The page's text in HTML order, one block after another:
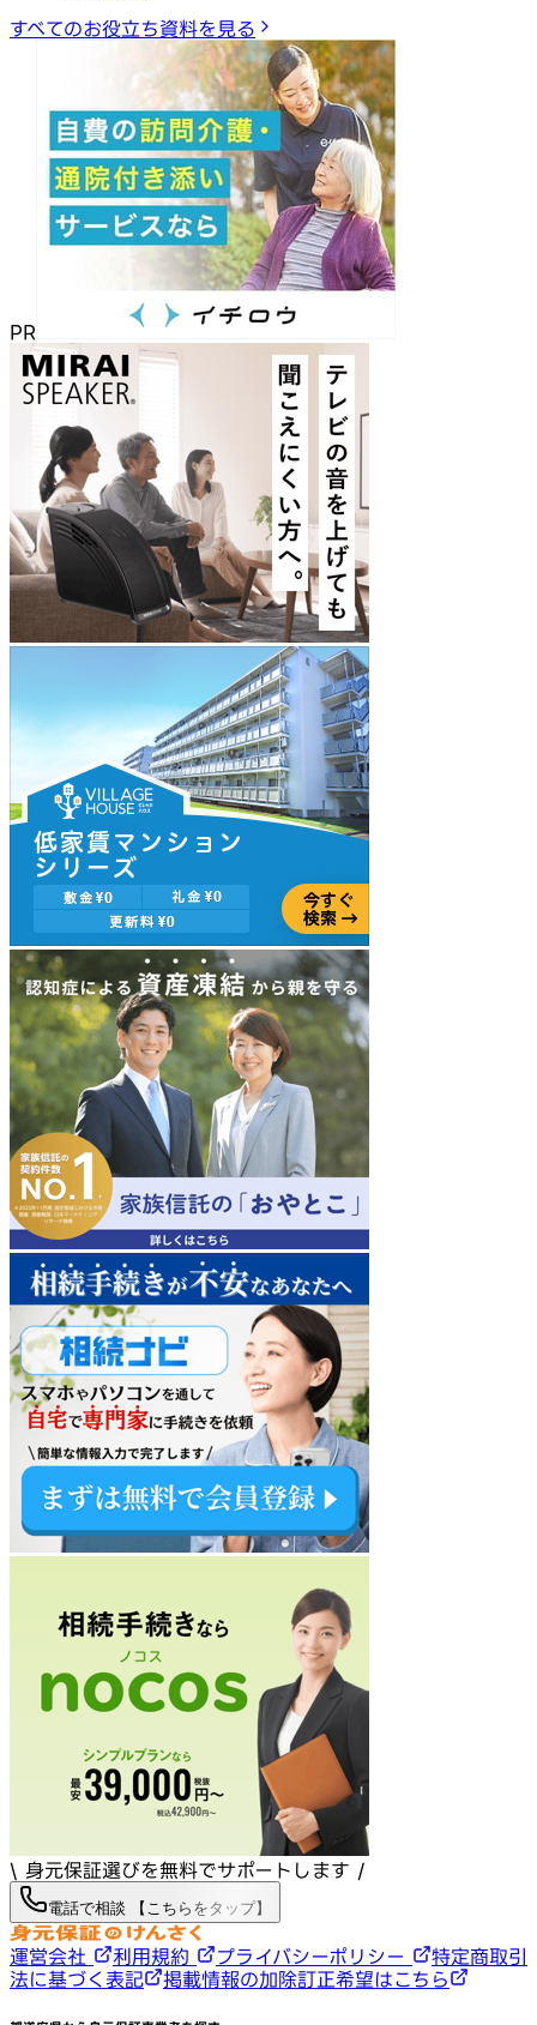
すべてのお役立ち資料を見る
PR
\ 身元保証選びを無料でサポートします /
電話で相談 【こちらをタップ】
運営会社 利用規約 プライバシーポリシー
特定商取引
法に基づく表記
掲載情報の加除訂正希望はこちら